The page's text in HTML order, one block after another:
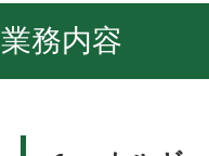
業務内容